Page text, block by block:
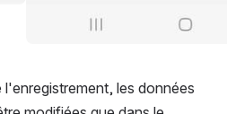
les données